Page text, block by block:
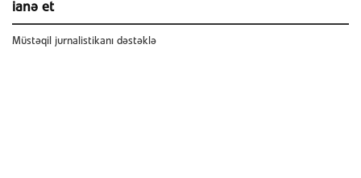
ianə et
Müstəqil jurnalistikanı dəstəklə